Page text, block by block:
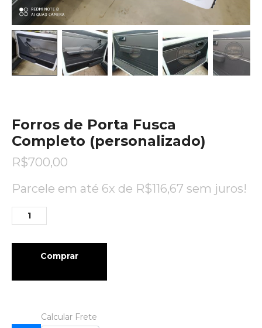
Forros de Porta Fusca
Completo (personalizado)
R$700,00
Parcele em até 6x de R$116,67 sem juros!
Comprar
Calcular Frete